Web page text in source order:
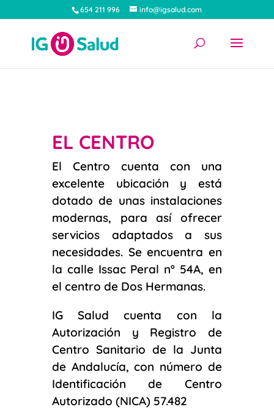
654 211 996 info@igsalud.com
EL CENTRO
El Centro cuenta con una
excelente ubicación y está
dotado de unas instalaciones
modernas, para así ofrecer
servicios adaptados a sus
necesidades. Se encuentra en
la calle Issac Peral nº 54A, en
el centro de Dos Hermanas.
IG Salud cuenta con la
Autorización y Registro de
Centro Sanitario de la Junta
de Andalucía, con número de
Identificación de Centro
Autorizado (NICA) 57.482